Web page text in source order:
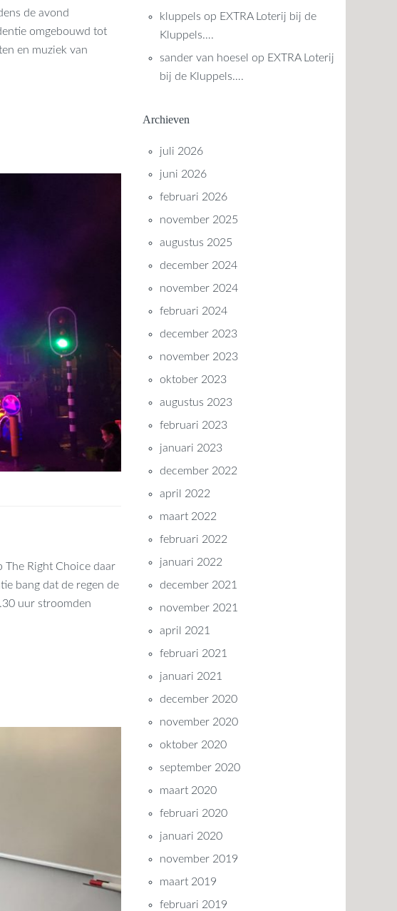
de avond
omgebouwd tot
en muziek van
The Right Choice daar
bang dat de regen de
uur stroomden
kluppels op EXTRA Loterij bij de
Kluppels….
sander van hoesel op EXTRA Loterij
bij de Kluppels….
Archieven
juli 2026
juni 2026
februari 2026
november 2025
augustus 2025
december 2024
november 2024
februari 2024
december 2023
november 2023
oktober 2023
augustus 2023
februari 2023
januari 2023
december 2022
april 2022
maart 2022
februari 2022
januari 2022
december 2021
november 2021
april 2021
februari 2021
januari 2021
december 2020
november 2020
oktober 2020
september 2020
maart 2020
februari 2020
januari 2020
november 2019
maart 2019
februari 2019